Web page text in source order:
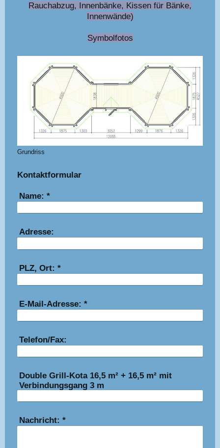
Rauchabzug, Innenbänke, Kissen für Bänke,
Innenwände)
Symbolfotos
Grundriss
Kontaktformular
Name: *
Adresse:
PLZ, Ort: *
E-Mail-Adresse: *
Telefon/Fax:
Double Grill-Kota 16,5 m² + 16,5 m² mit
Verbindungsgang 3 m
Nachricht: *